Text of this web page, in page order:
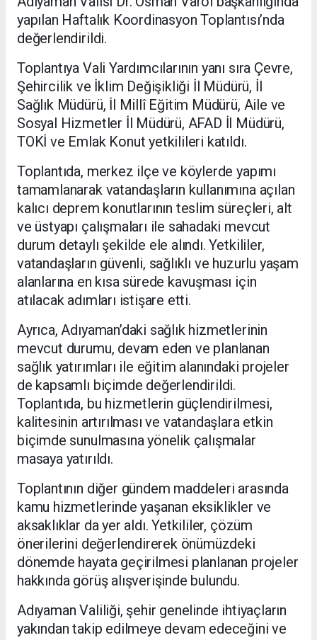
yapılan Haftalık Koordinasyon Toplantısı’nda
değerlendirildi.
Toplantıya Vali Yardımcılarının yanı sıra Çevre,
Şehircilik ve İklim Değişikliği İl Müdürü, İl
Sağlık Müdürü, İl Millî Eğitim Müdürü, Aile ve
Sosyal Hizmetler İl Müdürü, AFAD İl Müdürü,
TOKİ ve Emlak Konut yetkilileri katıldı.
Toplantıda, merkez ilçe ve köylerde yapımı
tamamlanarak vatandaşların kullanımına açılan
kalıcı deprem konutlarının teslim süreçleri, alt
ve üstyapı çalışmaları ile sahadaki mevcut
durum detaylı şekilde ele alındı. Yetkililer,
vatandaşların güvenli, sağlıklı ve huzurlu yaşam
alanlarına en kısa sürede kavuşması için
atılacak adımları istişare etti.
Ayrıca, Adıyaman’daki sağlık hizmetlerinin
mevcut durumu, devam eden ve planlanan
sağlık yatırımları ile eğitim alanındaki projeler
de kapsamlı biçimde değerlendirildi.
Toplantıda, bu hizmetlerin güçlendirilmesi,
kalitesinin artırılması ve vatandaşlara etkin
biçimde sunulmasına yönelik çalışmalar
masaya yatırıldı.
Toplantının diğer gündem maddeleri arasında
kamu hizmetlerinde yaşanan eksiklikler ve
aksaklıklar da yer aldı. Yetkililer, çözüm
önerilerini değerlendirerek önümüzdeki
dönemde hayata geçirilmesi planlanan projeler
hakkında görüş alışverişinde bulundu.
Adıyaman Valiliği, şehir genelinde ihtiyaçların
yakından takip edilmeye devam edeceğini ve